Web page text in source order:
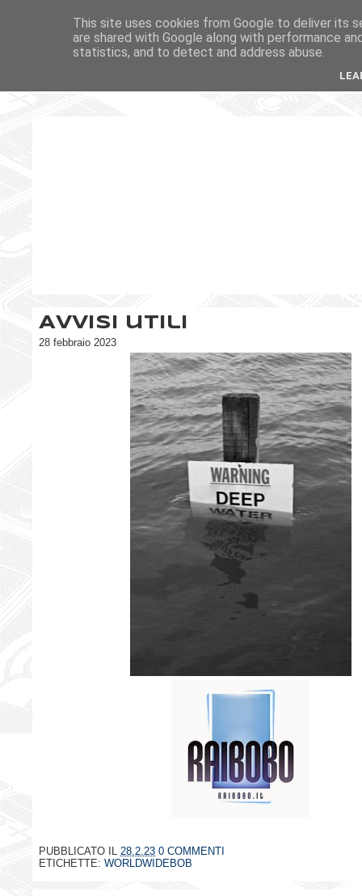
Avvisi utili
28 febbraio 2023
PUBBLICATO IL 28.2.23 0 COMMENTI
ETICHETTE: WORLDWIDEBOB
This site uses cookies from Google to deliver its
are shared with Google along with performance
statistics, and to detect and address abuse.